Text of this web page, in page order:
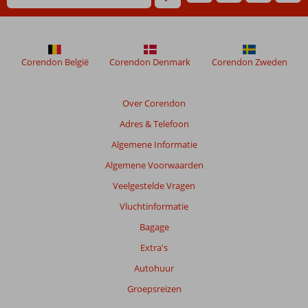
meer
om
de
Over Corendon
Adres & Telefoon
Algemene Informatie
Algemene Voorwaarden
Veelgestelde Vragen
Vluchtinformatie
Bagage
Extra's
Autohuur
Groepsreizen
Corendon België Corendon Denmark Corendon Zweden